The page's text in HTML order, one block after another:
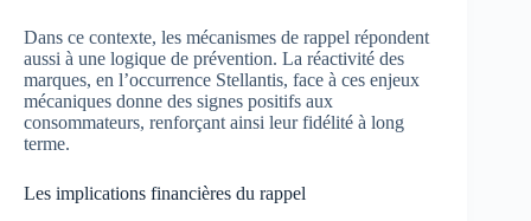
Dans ce contexte, les mécanismes de rappel répondent
aussi à une logique de prévention. La réactivité des
marques, en l’occurrence Stellantis, face à ces enjeux
mécaniques donne des signes positifs aux
consommateurs, renforçant ainsi leur fidélité à long
terme.
Les implications financières du rappel